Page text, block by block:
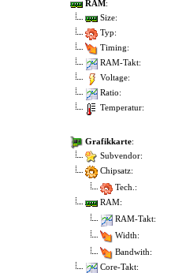
RAM:
Size:
Typ:
Timing:
RAM-Takt:
Voltage:
Ratio:
Temperatur:
Grafikkarte:
Subvendor:
Chipsatz:
Tech.:
RAM:
RAM-Takt:
Width:
Bandwith:
Core-Takt: